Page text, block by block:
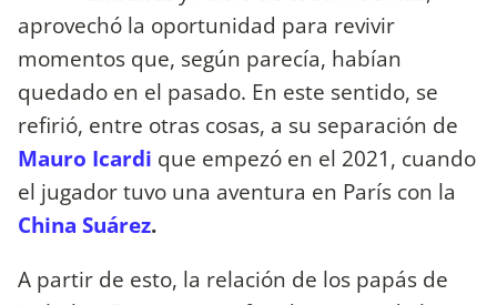
aprovechó la oportunidad para revivir
momentos que, según parecía, habían
quedado en el pasado. En este sentido, se
refirió, entre otras cosas, a su separación de
Mauro Icardi que empezó en el 2021, cuando
el jugador tuvo una aventura en París con la
China Suárez.
A partir de esto, la relación de los papás de